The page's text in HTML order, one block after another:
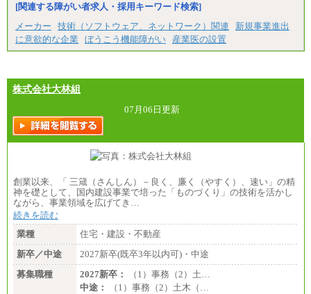
[関連する障がい者求人・採用キーワード検索]
メーカー
技術（ソフトウェア、ネットワーク）関連
新規事業進出
に意欲的な企業
ぼうこう機能障がい 産業医の設置
株式会社大林組
07月06日更新
創業以来、「 三箴（さんしん）－良く、廉く（やすく）、速い」の精
神を礎として、国内建設事業で培った「ものづくり」の技術を活かし
ながら、事業領域を広げてき…
続きを読む
業種
住宅・建設・不動産
新卒／中途
2027新卒(既卒3年以内可)・中途
募集職種
2027新卒：
（1）事務（2）土…
中途：
（1）事務（2）土木（…